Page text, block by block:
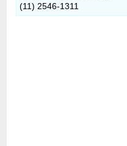
(11) 2546-1311